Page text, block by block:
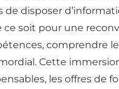
disposer
ce soit pour une
comprendre
Cette
les offres de